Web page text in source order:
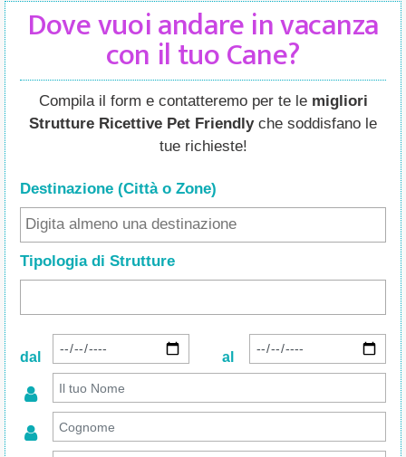
Dove vuoi andare in vacanza
con il tuo Cane?
Compila il form e contatteremo per te le migliori
Strutture Ricettive Pet Friendlyche soddisfano le
tue richieste!
Destinazione (Città o Zone)
Tipologia di Strutture
dal al